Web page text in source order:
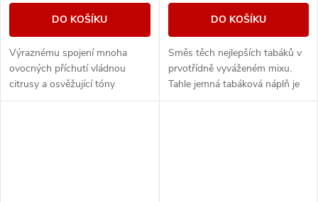
DO KOŠÍKU
Výraznému spojení mnoha
ovocných příchutí vládnou
citrusy a osvěžující tóny
exotického ovoce.
DO KOŠÍKU
Směs těch nejlepších tabáků v
prvotřídně vyváženém mixu.
Tahle jemná tabáková náplň je
ideální pro celodenní vapování.